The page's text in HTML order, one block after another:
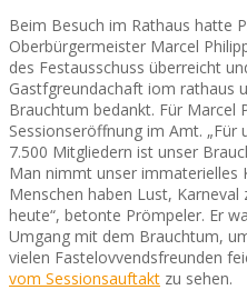
Beim Besuch im Rathaus hatte
Oberbürgermeister Marcel
des Festausschuss überreicht
Gastfgreundachaft iom rathaus
Brauchtum bedankt. Für Marcel
Sessionseröffnung im Amt. „Für
7.500 Mitgliedern ist unser
Man nimmt unser immaterielles
Menschen haben Lust,
heute“, betonte Prömpeler. Er
Umgang mit dem Brauchtum,
vielen Fastelovvendsfreunden
vom Sessionsauftakt zu sehen.